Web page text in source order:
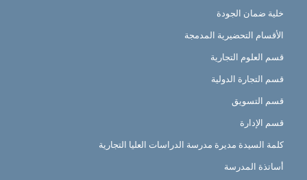
خلية ضمان الجودة
الأقسام التحضيرية المدمجة
قسم العلوم التجارية
قسم التجارة الدولية
قسم التسويق
قسم الإدارة
كلمة السيدة مديرة مدرسة الدراسات العليا التجارية
أساتذة المدرسة